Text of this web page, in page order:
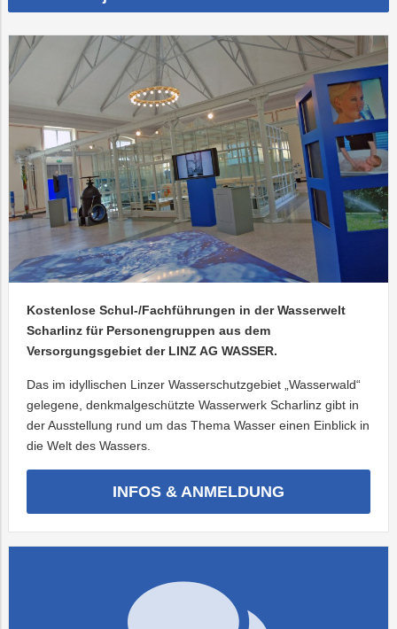
Kostenlose Schul-/Fachführungen in der Wasserwelt
Scharlinz für Personengruppen aus dem
Versorgungsgebiet der LINZ AG WASSER.
Das im idyllischen Linzer Wasserschutzgebiet „Wasserwald“
gelegene, denkmalgeschützte Wasserwerk Scharlinz gibt in
der Ausstellung rund um das Thema Wasser einen Einblick in
die Welt des Wassers.
INFOS & ANMELDUNG